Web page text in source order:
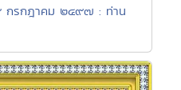
กรกฎาคม ๒๔๙๗ : ท่าน